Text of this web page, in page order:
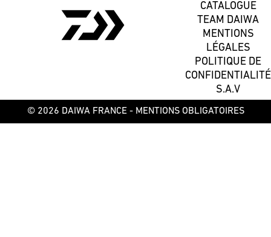
CATALOGUE
TEAM DAIWA
MENTIONS
LÉGALES
POLITIQUE DE
CONFIDENTIALITÉ
S.A.V
© 2026 DAIWA FRANCE - MENTIONS OBLIGATOIRES